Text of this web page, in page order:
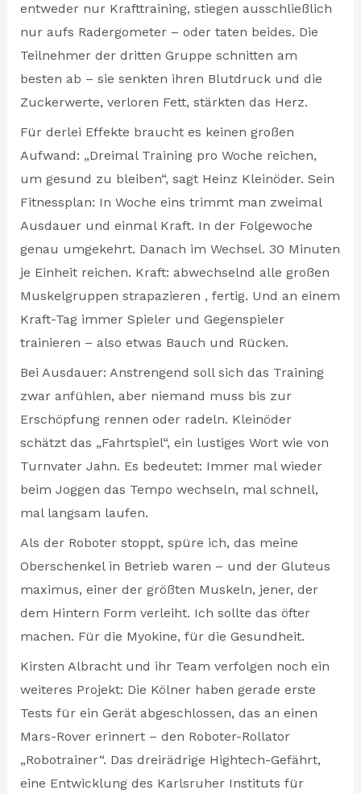
entweder nur Krafttraining, stiegen ausschließlich
nur aufs Radergometer – oder taten beides. Die
Teilnehmer der dritten Gruppe schnitten am
besten ab – sie senkten ihren Blutdruck und die
Zuckerwerte, verloren Fett, stärkten das Herz.
Für derlei Effekte braucht es keinen großen
Aufwand: „Dreimal Training pro Woche reichen,
um gesund zu bleiben“, sagt Heinz Kleinöder. Sein
Fitnessplan: In Woche eins trimmt man zweimal
Ausdauer und einmal Kraft. In der Folgewoche
genau umgekehrt. Danach im Wechsel. 30 Minuten
je Einheit reichen. Kraft: abwechselnd alle großen
Muskelgruppen strapazieren , fertig. Und an einem
Kraft-Tag immer Spieler und Gegenspieler
trainieren – also etwas Bauch und Rücken.
Bei Ausdauer: Anstrengend soll sich das Training
zwar anfühlen, aber niemand muss bis zur
Erschöpfung rennen oder radeln. Kleinöder
schätzt das „Fahrtspiel“, ein lustiges Wort wie von
Turnvater Jahn. Es bedeutet: Immer mal wieder
beim Joggen das Tempo wechseln, mal schnell,
mal langsam laufen.
Als der Roboter stoppt, spüre ich, das meine
Oberschenkel in Betrieb waren – und der Gluteus
maximus, einer der größten Muskeln, jener, der
dem Hintern Form verleiht. Ich sollte das öfter
machen. Für die Myokine, für die Gesundheit.
Kirsten Albracht und ihr Team verfolgen noch ein
weiteres Projekt: Die Kölner haben gerade erste
Tests für ein Gerät abgeschlossen, das an einen
Mars-Rover erinnert – den Roboter-Rollator
„Robotrainer“. Das dreirädrige Hightech-Gefährt,
eine Entwicklung des Karlsruher Instituts für